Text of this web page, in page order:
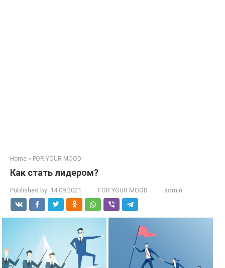
Home » FOR YOUR MOOD
Как стать лидером?
Published by: 14.09.2021 FOR YOUR MOOD admin